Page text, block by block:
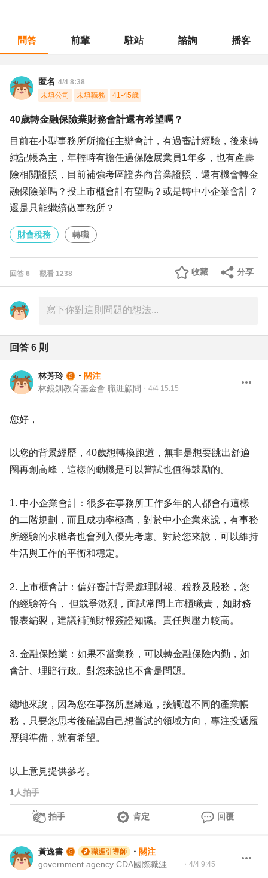
問答 前輩 駐站 諮詢 播客
匿名 4/4 8:38
未填公司
未填職務 41-45歲
40歲轉金融保險業財務會計還有希望嗎？
目前在小型事務所所擔任主辦會計，有過審計經驗，後來轉
純記帳為主，年輕時有擔任過保險展業員1年多，也有產壽
險相關證照，目前補強考區證券商普業證照，還有機會轉金
融保險業嗎？投上市櫃會計有望嗎？或是轉中小企業會計？
還是只能繼續做事務所？
財會稅務 轉職
回答 6 觀看 1238 分享
收藏
回答 6 則
林芳玲 ・ 關注
林鏡釧教育基金會 職涯顧問 ・ 4/4 15:15
您好，
以您的背景經歷，40歲想轉換跑道，無非是想要跳出舒適
圈再創高峰，這樣的動機是可以嘗試也值得鼓勵的。
1. 中小企業會計：很多在事務所工作多年的人都會有這樣
的二階規劃，而且成功率極高，對於中小企業來說，有事務
所經驗的求職者也會列入優先考慮。對於您來說，可以維持
生活與工作的平衡和穩定。
2. 上市櫃會計：偏好審計背景處理財報、稅務及股務，您
的經驗符合， 但競爭激烈，面試常問上市櫃職責，如財務
報表編製，建議補強財報簽證知識。責任與壓力較高。
3. 金融保險業：如果不當業務，可以轉金融保險內勤，如
會計、理賠行政。對您來說也不會是問題。
總地來說，因為您在事務所歷練過，接觸過不同的產業帳
務，只要您思考後確認自己想嘗試的領域方向，專注投遞履
歷與準備，就有希望。
以上意見提供參考。
1 人拍手
拍手 肯定 回覆
黃逸書 職涯引導師 ・ 關注
・ 4/4 9:45